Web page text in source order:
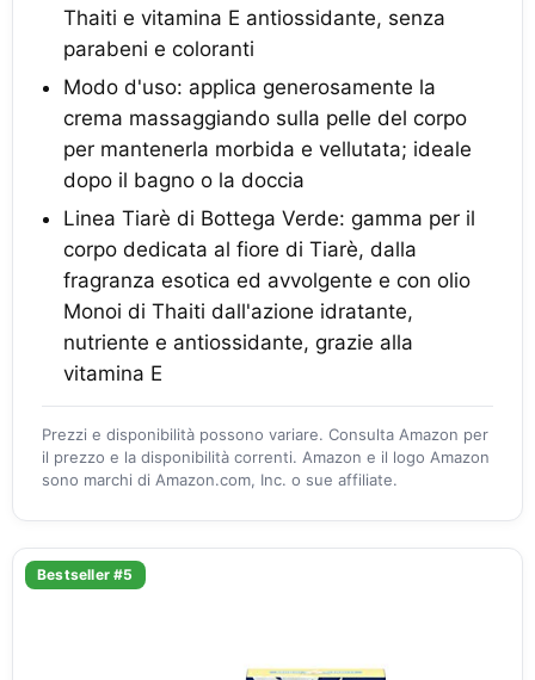
Thaiti e vitamina E antiossidante, senza
parabeni e coloranti
Modo d'uso: applica generosamente la
crema massaggiando sulla pelle del corpo
per mantenerla morbida e vellutata; ideale
dopo il bagno o la doccia
Linea Tiarè di Bottega Verde: gamma per il
corpo dedicata al fiore di Tiarè, dalla
fragranza esotica ed avvolgente e con olio
Monoi di Thaiti dall'azione idratante,
nutriente e antiossidante, grazie alla
vitamina E
Prezzi e disponibilità possono variare. Consulta Amazon per
il prezzo e la disponibilità correnti. Amazon e il logo Amazon
sono marchi di Amazon.com, Inc. o sue affiliate.
Bestseller #5